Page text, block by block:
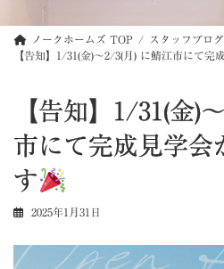
ノークホームズ TOP スタッフブログ
【告知】1/31(金)～2/3(月) に鯖江市にて完
【告知】1/31(金)
市にて完成見学会
す
2025年1月31日